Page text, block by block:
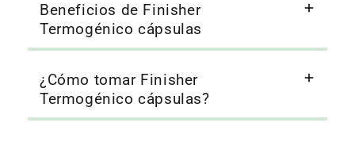
Beneficios de Finisher
Termogénico cápsulas
¿Cómo tomar Finisher
Termogénico cápsulas?